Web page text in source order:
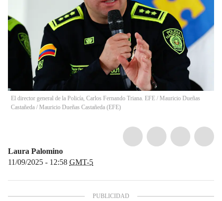
El director general de la Policía, Carlos Fernando Triana. EFE / Mauricio Dueñas
Castañeda / Mauricio Dueñas Castañeda (EFE)
Laura Palomino
11/09/2025 - 12:58 GMT-5